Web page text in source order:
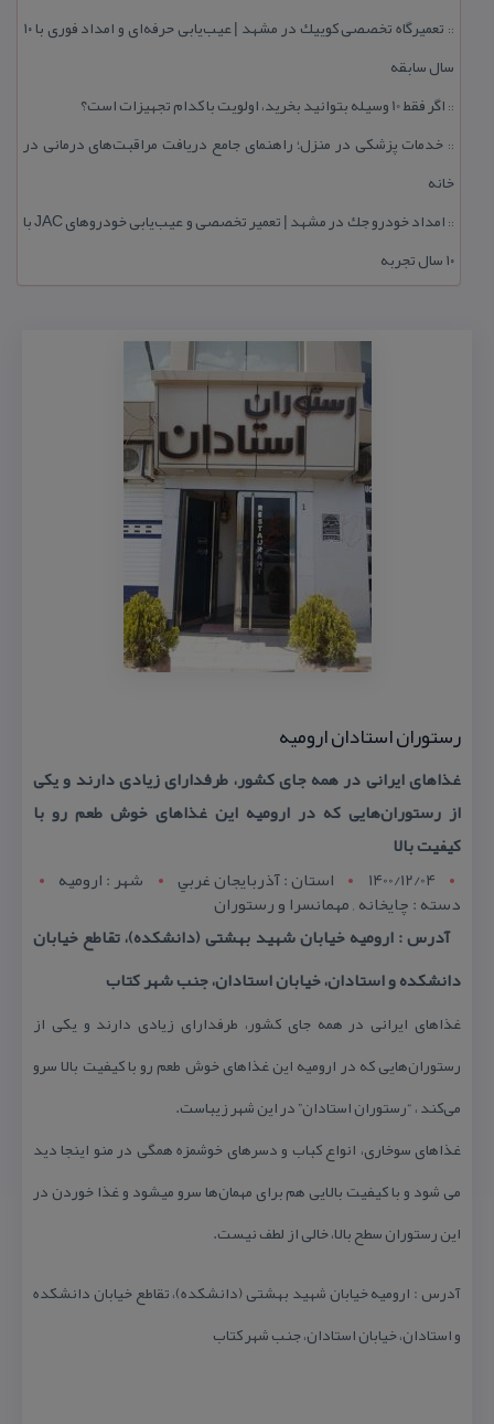
::
تعمیرگاه تخصصی كوییك در مشهد | عیب‌یابی حرفه‌ای و امداد فوری با ۱۰
سال سابقه
:: اگر فقط 10 وسیله بتوانید بخرید، اولویت با كدام تجهیزات است؟
:: خدمات پزشكی در منزل؛ راهنمای جامع دریافت مراقبت‌های درمانی در
خانه
::
امداد خودرو جك در مشهد | تعمیر تخصصی و عیب‌یابی خودروهای JAC با
۱۰ سال تجربه
رستوران استادان ارومیه
غذاهای ایرانی در همه جای كشور، طرفدارای زیادی دارند و یكی
از رستوران‌هایی كه در ارومیه این غذاهای خوش طعم رو با
كیفیت بالا
1400/12/04
استان : آذربايجان غربي شهر : اروميه
دسته : چایخانه , مهمانسرا و رستوران
آدرس : ارومیه خیابان شهید بهشتی (دانشكده)، تقاطع خیابان
دانشكده و استادان، خیابان استادان، جنب شهر كتاب
غذاهای ایرانی در همه جای كشور، طرفدارای زیادی دارند و یكی از
رستوران‌هایی كه در ارومیه این غذاهای خوش طعم رو با كیفیت بالا سرو
می‌كند ، “رستوران استادان” در این شهر زیباست.
غذاهای سوخاری، انواع كباب و دسرهای خوشمزه همگی در منو اینجا دید
می شود و با كیفیت بالایی هم برای مهمان‌ها سرو میشود و غذا خوردن در
این رستوران سطح بالا، خالی از لطف نیست.
آدرس : ارومیه خیابان شهید بهشتی (دانشكده)، تقاطع خیابان دانشكده
و استادان، خیابان استادان، جنب شهر كتاب